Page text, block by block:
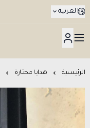
العربية
الرئيسية هدايا مختارة